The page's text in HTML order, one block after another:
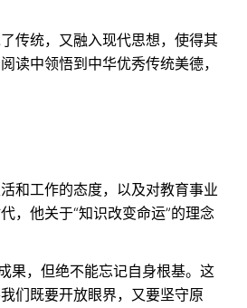
传统，又融入现代思想，使得其
读中领悟到中华优秀传统美德，
和工作的态度，以及对教育事业
，他关于“知识改变命运”的理念
果，但绝不能忘记自身根基。这
们既要开放眼界，又要坚守原